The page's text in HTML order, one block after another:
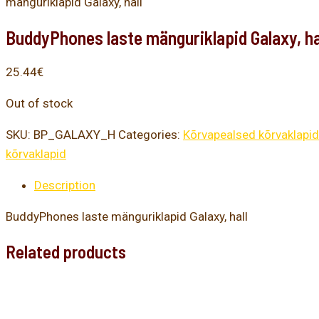
BuddyPhones laste mänguriklapid Galaxy,
25.44€
Out of stock
SKU: BP_GALAXY_H Categories: Kõrvapealsed kõrvaklapid
kõrvaklapid
Description
BuddyPhones laste mänguriklapid Galaxy, hall
Related products